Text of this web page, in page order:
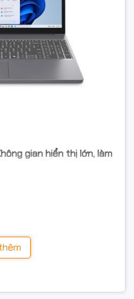
gian hiển thị lớn, làm
phòng, học tập, xem
bản.